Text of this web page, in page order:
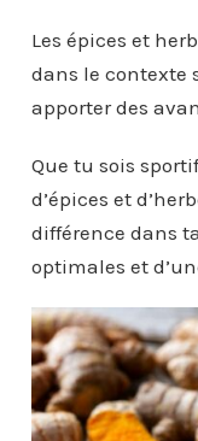
Les épices et
dans le contexte
apporter des
Que tu sois
d’épices et
différence dans
optimales et